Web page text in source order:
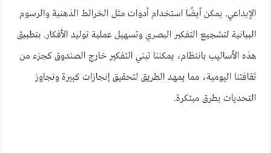
الإبداعي. يمكن أيضًا استخدام أدوات مثل الخرائط الذهنية والرسوم
البيانية لتشجيع التفكير البصري وتسهيل عملية توليد الأفكار. بتطبيق
هذه الأساليب بانتظام، يمكننا تبني التفكير خارج الصندوق كجزء من
ثقافتنا اليومية، مما يمهد الطريق لتحقيق إنجازات كبيرة وتجاوز
التحديات بطرق مبتكرة.